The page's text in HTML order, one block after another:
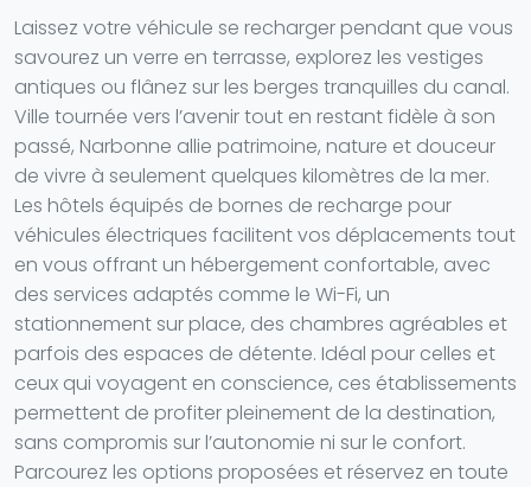
Laissez votre véhicule se recharger pendant que vous
savourez un verre en terrasse, explorez les vestiges
antiques ou flânez sur les berges tranquilles du canal.
Ville tournée vers l’avenir tout en restant fidèle à son
passé, Narbonne allie patrimoine, nature et douceur
de vivre à seulement quelques kilomètres de la mer.
Les hôtels équipés de bornes de recharge pour
véhicules électriques facilitent vos déplacements tout
en vous offrant un hébergement confortable, avec
des services adaptés comme le Wi-Fi, un
stationnement sur place, des chambres agréables et
parfois des espaces de détente. Idéal pour celles et
ceux qui voyagent en conscience, ces établissements
permettent de profiter pleinement de la destination,
sans compromis sur l’autonomie ni sur le confort.
Parcourez les options proposées et réservez en toute